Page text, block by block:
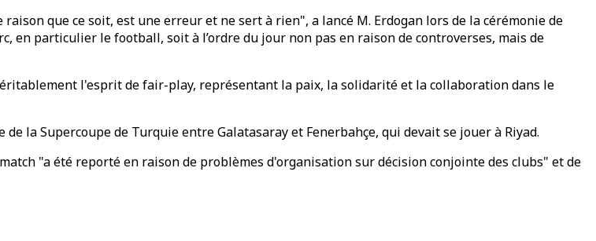
que ce soit, est une erreur et ne sert à rien", a lancé M. Erdogan lors de la cérémonie de
en particulier le football, soit à l’ordre du jour non pas en raison de controverses, mais de
l'esprit de fair-play, représentant la paix, la solidarité et la collaboration dans le
la Supercoupe de Turquie entre Galatasaray et Fenerbahçe, qui devait se jouer à Riyad.
"a été reporté en raison de problèmes d'organisation sur décision conjointe des clubs" et de